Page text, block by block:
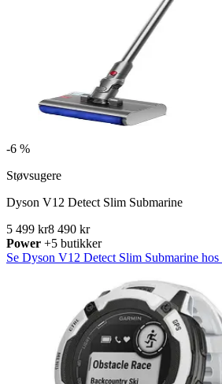
-6 %
Støvsugere
Dyson V12 Detect Slim Submarine
5 499 kr8 490 kr
Power +5 butikker
Se Dyson V12 Detect Slim Submarine